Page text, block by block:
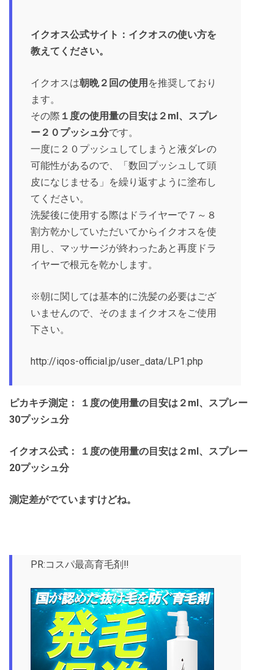
イクオス公式サイト：イクオスの使い方を
教えてください。
イクオスは朝晩２回の使用 を推奨しており
ます。
その際 １度の使用量の目安は２ml、スプレ
ー２０プッシュ分です。
一度に２０プッシュしてしまうと液ダレの
可能性があるので、「数回プッシュして頭
皮になじませる」を繰り返すように塗布し
てください。
洗髪後に使用する際はドライヤーで７～８
割方乾かしていただいてからイクオスを使
用し、マッサージが終わったあと再度ドラ
イヤーで根元を乾かします。
※朝に関しては基本的に洗髪の必要はござ
いませんので、そのままイクオスをご使用
下さい。
http://iqos-official.jp/user_data/LP1.php
ピカキチ測定： １度の使用量の目安は２ml、スプレー
30プッシュ分
イクオス公式： １度の使用量の目安は２ml、スプレー
20プッシュ分
測定差がでていますけどね。
PR:コスパ最高育毛剤‼